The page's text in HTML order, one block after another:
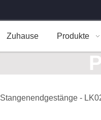
Zuhause Produkte
Stangenendgestänge -